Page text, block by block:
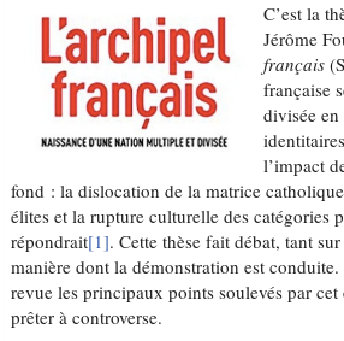
C’est la
Jérôme
français
française
divisée
l’impact
fond : la dislocation de la matrice
élites et la rupture culturelle des catégories
répondrait[1]. Cette thèse fait débat, tant
manière dont la démonstration est conduite.
revue les principaux points soulevés par cet
prêter à controverse.